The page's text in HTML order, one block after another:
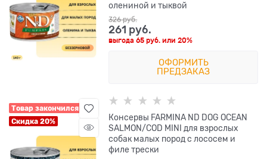
олениной и тыквой
326 руб.
261 руб.
выгода65 руб. или20%
ОФОРМИТЬ
ПРЕДЗАКАЗ
Товар закончился
Скидка 20%
Консервы FARMINA ND DOG OCEAN
SALMON/COD MINI для взрослых
собак малых пород с лососем и
филе трески